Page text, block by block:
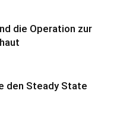
die Operation zur
den Steady State